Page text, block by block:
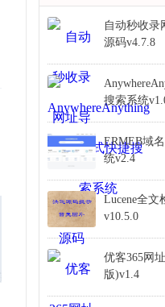
自动秒收录
源码v4.7.8
搜索系统
ERMEB域
统v2.4
Lucene全文
v10.5.0
优客365网
版)v1.4